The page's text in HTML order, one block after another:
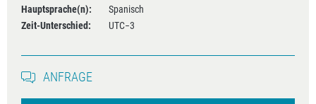
Hauptsprache(n):
Spanisch
Zeit-Unterschied:
UTC−3
ANFRAGE